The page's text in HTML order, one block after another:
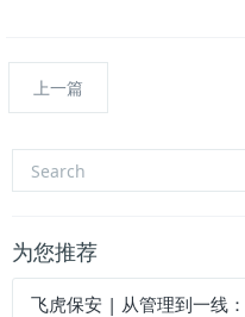
上一篇
为您推荐
飞虎保安 | 从管理到一线